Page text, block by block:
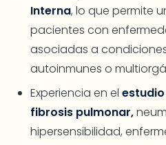
Interna, lo que permite
pacientes con
asociadas a
autoinmunes o
Experiencia en el
fibrosis pulmonar,
hipersensibilidad,